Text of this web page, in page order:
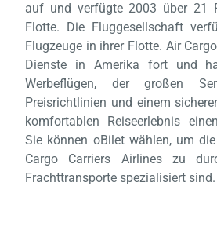
auf und verfügte 2003 über 21
Flotte. Die Fluggesellschaft
Flugzeuge in ihrer Flotte. Air
Dienste in Amerika fort und
Werbeflügen, der großen
Preisrichtlinien und einem
komfortablen Reiseerlebnis
Sie können oBilet wählen, um
Cargo Carriers Airlines zu
Frachttransporte spezialisiert sind.